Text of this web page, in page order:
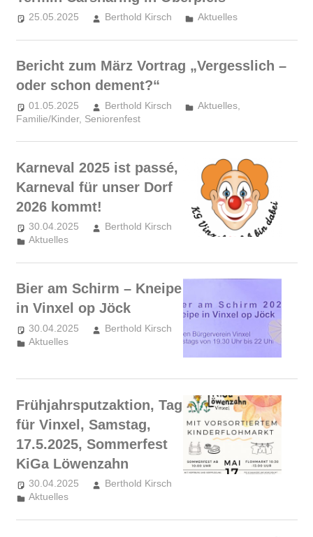
25.05.2025 Berthold Kirsch Aktuelles
Bericht zum März Vortrag „Vergesslich –
oder schon dement?“
01.05.2025 Berthold Kirsch Aktuelles
Familie/Kinder, Seniorenfest
Karneval 2025 ist passé,
Karneval für unser Dorf
2026 kommt!
30.04.2025
Berthold Kirsch
Aktuelles
Bier am Schirm – Kneipe
in Vinxel op Jöck
30.04.2025
Berthold Kirsch
Aktuelles
Frühjahrsputzaktion, Tag
für Vinxel, Samstag,
17.5.2025, Sommerfest
KiGa Löwenzahn
30.04.2025
Berthold Kirsch
Aktuelles